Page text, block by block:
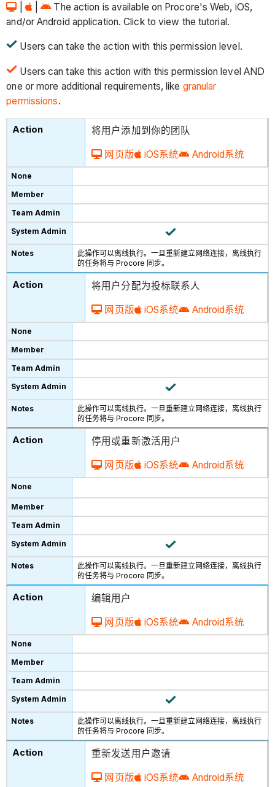
|
The action is available on Procore's Web, iOS,
and/or Android application. Click to view the tutorial.
Users can take the action with this permission level.
Users can take this action with this permission level AND
one or more additional requirements, like granular
permissions.
将用户添加到你的团队
网页版 iOS系统 Android系统
此操作可以离线执行。一旦重新建立网络连接，离线执行
的任务将与 Procore 同步。
将用户分配为投标联系人
网页版 iOS系统 Android系统
此操作可以离线执行。一旦重新建立网络连接，离线执行
的任务将与 Procore 同步。
停用或重新激活用户
网页版 iOS系统 Android系统
此操作可以离线执行。一旦重新建立网络连接，离线执行
的任务将与 Procore 同步。
编辑用户
网页版 iOS系统 Android系统
此操作可以离线执行。一旦重新建立网络连接，离线执行
的任务将与 Procore 同步。
重新发送用户邀请
网页版 iOS系统 Android系统